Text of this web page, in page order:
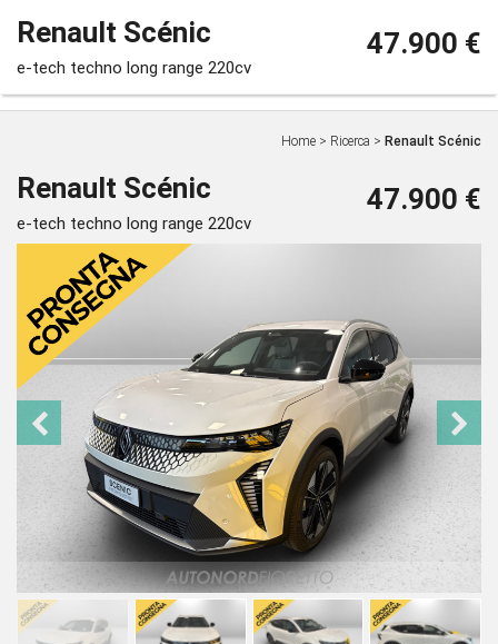
Home > Ricerca > Renault Scénic
Renault Scénic
e-tech techno long range 220cv
47.900 €
Renault Scénic
e-tech techno long range 220cv
47.900 €